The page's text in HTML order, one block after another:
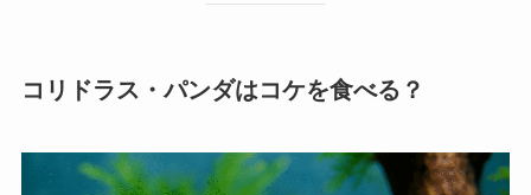
コリドラス・パンダはコケを食べる？